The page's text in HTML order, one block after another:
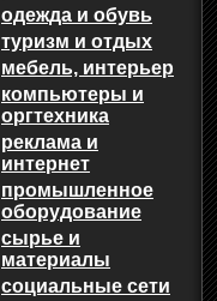
одежда и обувь
туризм и отдых
мебель, интерьер
компьютеры и
оргтехника
реклама и
интернет
промышленное
оборудование
сырье и
материалы
социальные сети